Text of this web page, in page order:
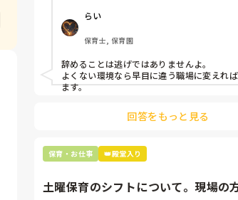
仕方ないよね
もう何も言わずに
子どもの言いなりになればいいんだね
などいう意見で…
上の先生に相談することは難しそうです。
正直苦しい。
辞めることは逃げ、と、過去辞めた人も何
続けています
らい
保育士, 保育園
辞めることは逃げではありませんよ。
よくない環境なら早目に違う職場に変えれ
ます。
回答をもっと見る
保育・お仕事 👑殿堂入り
土曜保育のシフトについて。現場の